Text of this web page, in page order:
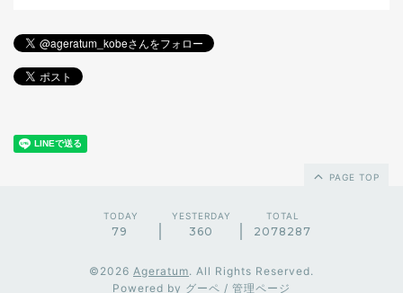
PAGE TOP
TODAY
79
YESTERDAY
360
TOTAL
2078287
©2026 Ageratum. All Rights Reserved.
Powered by グーペ / 管理ページ